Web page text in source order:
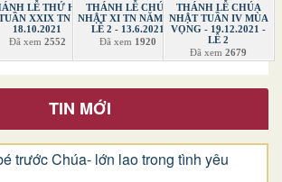
LỄ THỨ HAI
XXIX TN -
18.10.2021
Đã xem 2552
THÁNH LỄ CHÚA
NHẬT XI TN NĂM B -
LỄ 2 - 13.6.2021
Đã xem 1920
THÁNH LỄ CHÚA
NHẬT TUẦN IV MÙA
VỌNG - 19.12.2021 -
LỄ 2
Đã xem2679
TIN MỚI
trước Chúa- lớn lao trong tình yêu